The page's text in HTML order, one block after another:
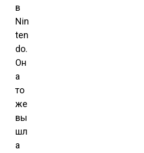
в
Nin
ten
do.
Он
а
то
же
вы
шл
а